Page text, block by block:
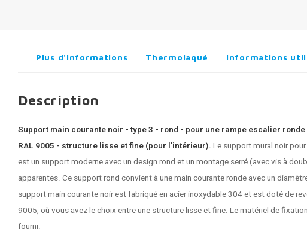
Plus d'informations Thermolaqué Informations
Description
Support main courante noir - type 3 - rond - pour une rampe escalier
RAL 9005 - structure lisse et fine (pour l'intérieur). Le support mural noir
est un support moderne avec un design rond et un montage serré (avec vis à
apparentes. Ce support rond convient à une main courante ronde avec un
support main courante noirest fabriqué en acier inoxydable 304 et est doté de
9005, où vous avez le choix entre une structure lisse et fine. Le matériel de
fourni.